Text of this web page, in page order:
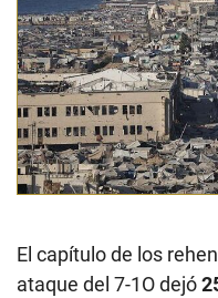
El capítulo de los
ataque del 7-1O dejó